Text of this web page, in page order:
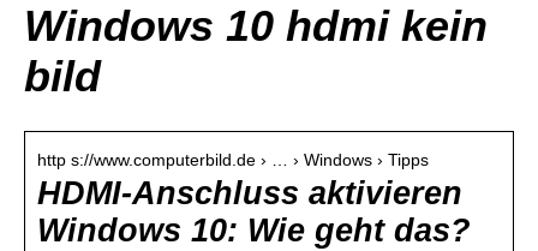
Windows 10 hdmi kein
bild
http s://www.computerbild.de › … › Windows › Tipps
HDMI-Anschluss aktivieren
Windows 10: Wie geht das?